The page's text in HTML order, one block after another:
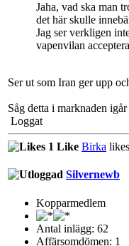
Jaha, vad ska man
det här skulle
Jag ser verkligen
vapenvilan
Ser ut som Iran ger upp
Såg detta i marknaden
Loggat
1 Like Birka
Silvernewb
Kopparmedlem
Antal inlägg: 62
Affärsomdömen: 1